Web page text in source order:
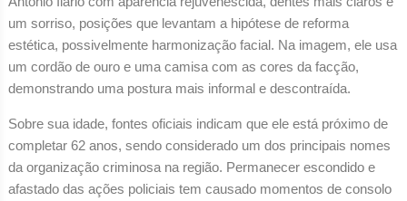
um sorriso, posições que levantam a hipótese de reforma
estética, possivelmente harmonização facial. Na imagem, ele usa
um cordão de ouro e uma camisa com as cores da facção,
demonstrando uma postura mais informal e descontraída.
Sobre sua idade, fontes oficiais indicam que ele está próximo de
completar 62 anos, sendo considerado um dos principais nomes
da organização criminosa na região. Permanecer escondido e
afastado das ações policiais tem causado momentos de consolo